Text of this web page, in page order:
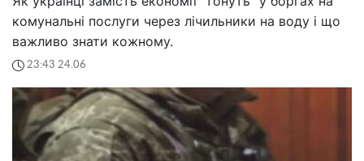
комунальні послуги через лічильники на воду і що
важливо знати кожному.
23:43 24.06